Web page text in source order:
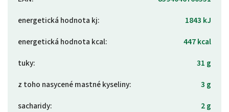
energetická hodnota kj:
1843 kJ
energetická hodnota kcal:
447 kcal
tuky:
31 g
z toho nasycené mastné kyseliny:
3 g
sacharidy:
2 g